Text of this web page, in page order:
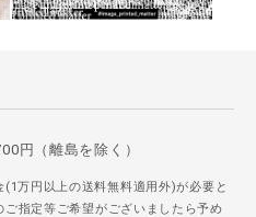
円（離島を除く）
万円以上の送料無料適用外)が必要と
指定等ご希望がございましたら予め